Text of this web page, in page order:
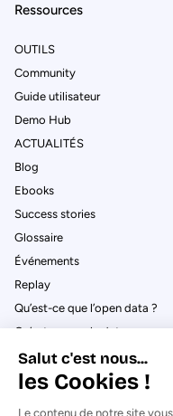
Ressources
OUTILS
Community
Guide utilisateur
Demo Hub
ACTUALITÉS
Blog
Ebooks
Success stories
Glossaire
Événements
Replay
Qu’est-ce que l’open data ?
Qu’est-ce que le data
La gouvernance des données
Qu’est-ce qu’un data catalog ?
Salut c'est nous...
les Cookies !
Le contenu de notre site